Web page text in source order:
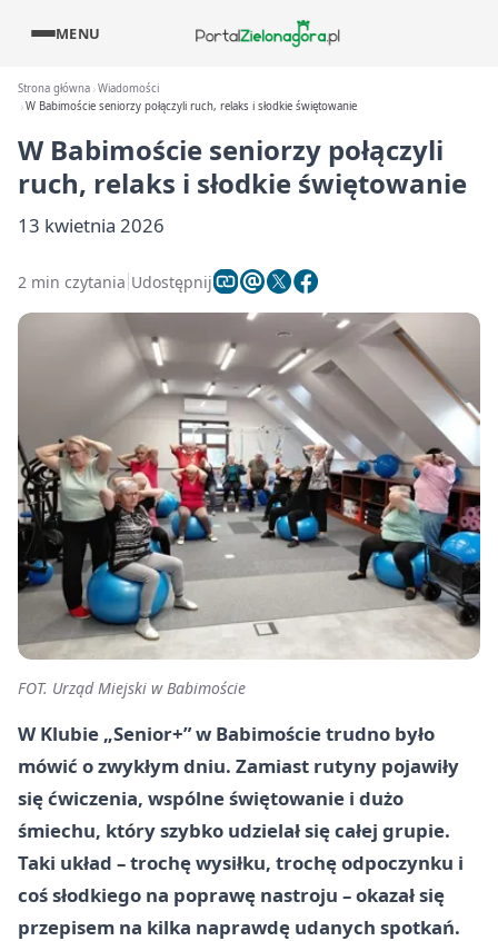
MENU
Strona główna Wiadomości
W Babimoście seniorzy połączyli ruch, relaks i słodkie świętowanie
W Babimoście seniorzy połączyli
ruch, relaks i słodkie świętowanie
13 kwietnia 2026
2 min czytania Udostępnij
FOT. Urząd Miejski w Babimoście
W Klubie „Senior+” w Babimoście trudno było
mówić o zwykłym dniu. Zamiast rutyny pojawiły
się ćwiczenia, wspólne świętowanie i dużo
śmiechu, który szybko udzielał się całej grupie.
Taki układ – trochę wysiłku, trochę odpoczynku i
coś słodkiego na poprawę nastroju – okazał się
przepisem na kilka naprawdę udanych spotkań.